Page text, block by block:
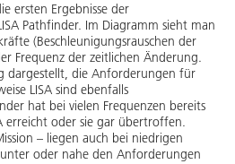
ersten Ergebnisse der
Pathfinder. Im Diagramm sieht man
(Beschleunigungsrauschen der
Frequenz der zeitlichen Änderung.
dargestellt, die Anforderungen für
LISA sind ebenfalls
hat bei vielen Frequenzen bereits
erreicht oder sie gar übertroffen.
– liegen auch bei niedrigen
oder nahe den Anforderungen